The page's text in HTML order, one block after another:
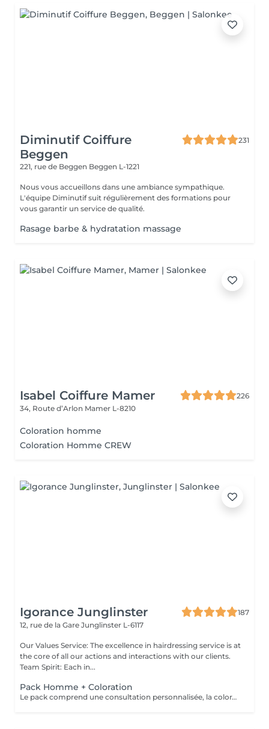
Diminutif Coiffure
Beggen
231
221, rue de Beggen Beggen L-1221
Nous vous accueillons dans une ambiance sympathique.
L'équipe Diminutif suit régulièrement des formations pour
vous garantir un service de qualité.
Rasage barbe & hydratation massage
Isabel Coiffure Mamer
226
34, Route d’Arlon Mamer L-8210
Coloration homme
Coloration Homme CREW
Igorance Junglinster
187
12, rue de la Gare Junglinster L-6117
Our Values Service: The excellence in hairdressing service is at
the core of all our actions and interactions with our clients.
Team Spirit: Each in...
Pack Homme + Coloration
Le pack comprend une consultation personnalisée, la coloration avec les produits LOREAL PROFESSIONNEL , shampooing et conditionneur spécifiques REDKEN , la coupe IGORANCE ( finitions sur cheveux secs) , les produits de styling REDKEN * Tarifs à titre indicatifs à confirmer après la consultation personnalisée établit auprès de votre coiffeur/stylist/spécialiste * La direction se réserve le droit d’apporter des modifications pour le bon fonctionnement du salon